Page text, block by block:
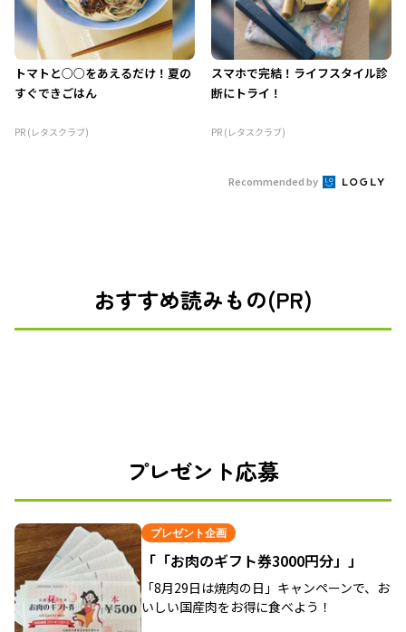
トマトと○○をあえるだけ！夏の
すぐできごはん
PR (レタスクラブ)
スマホで完結！ライフスタイル診
断にトライ！
PR (レタスクラブ)
Recommended by
おすすめ読みもの(PR)
プレゼント応募
プレゼント企画
「「お肉のギフト券3000円分」」
「8月29日は焼肉の日」キャンペーンで、お
いしい国産肉をお得に食べよう！